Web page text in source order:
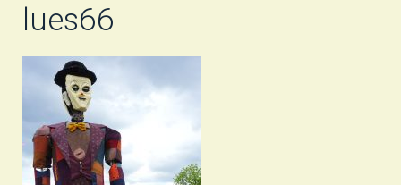
lues66